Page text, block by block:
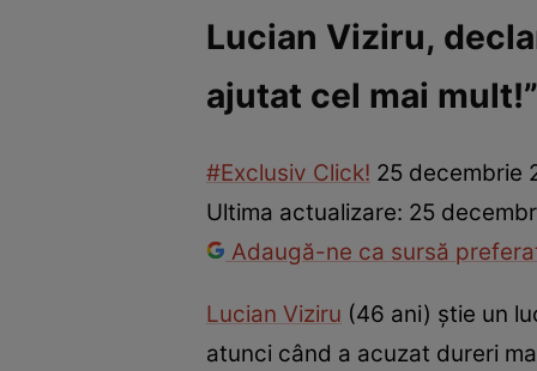
Vedete internaționaleVedete româneștiInterviurile
Lucian Viziru,
ajutat cel mai mult!”
#Exclusiv Click! 25 decembrie
Ultima actualizare: 25
Adaugă-ne ca sursă
Lucian Viziru (46 ani) știe un
atunci când a acuzat dureri